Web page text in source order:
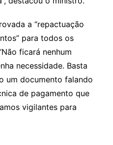
a “repactuação
para todos os
ficará nenhum
necessidade. Basta
um documento falando
de pagamento que
vigilantes para